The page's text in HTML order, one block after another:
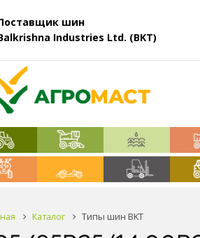
шин
Industries Ltd. (BKT)
Каталог Типы шин BKT